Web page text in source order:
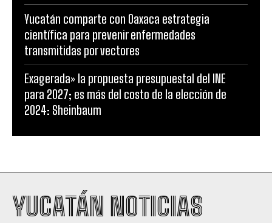
Yucatán comparte con Oaxaca estrategia
científica para prevenir enfermedades
transmitidas por vectores
Exagerada» la propuesta presupuestal del INE
para 2027; es más del costo de la elección de
2024: Sheinbaum
YUCATÁN NOTICIAS